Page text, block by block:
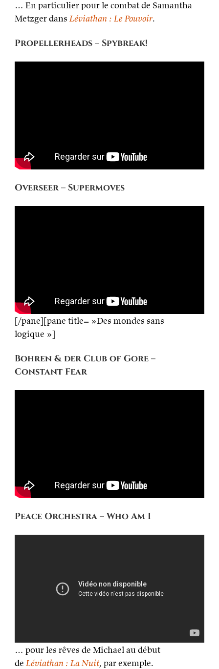
… En particulier pour le combat de Samantha
Metzger dans Léviathan : Le Pouvoir.
Propellerheads – Spybreak!
Overseer – Supermoves
[/pane][pane title= »Des mondes sans
logique »]
Bohren & der Club of Gore –
Constant Fear
Peace Orchestra – Who Am I
… pour les rêves de Michael au début
de Léviathan : La Nuit, par exemple.